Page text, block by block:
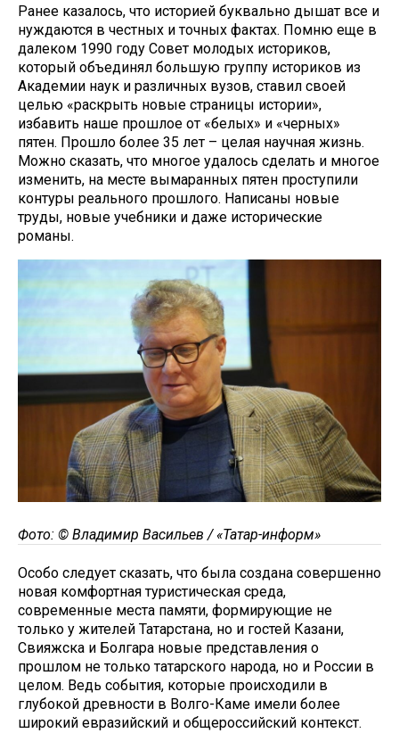
Ранее казалось, что историей буквально дышат все и
нуждаются в честных и точных фактах. Помню еще в
далеком 1990 году Совет молодых историков,
который объединял большую группу историков из
Академии наук и различных вузов, ставил своей
целью «раскрыть новые страницы истории»,
избавить наше прошлое от «белых» и «черных»
пятен. Прошло более 35 лет – целая научная жизнь.
Можно сказать, что многое удалось сделать и многое
изменить, на месте вымаранных пятен проступили
контуры реального прошлого. Написаны новые
труды, новые учебники и даже исторические
романы.
Фото: © Владимир Васильев / «Татар-информ»
Особо следует сказать, что была создана совершенно
новая комфортная туристическая среда,
современные места памяти, формирующие не
только у жителей Татарстана, но и гостей Казани,
Свияжска и Болгара новые представления о
прошлом не только татарского народа, но и России в
целом. Ведь события, которые происходили в
глубокой древности в Волго-Каме имели более
широкий евразийский и общероссийский контекст.